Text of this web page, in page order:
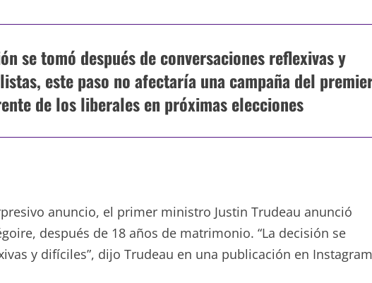
se tomó después de conversaciones reflexivas y
este paso no afectaría una campaña del
de los liberales en próximas elecciones
anuncio, el primer ministro Justin Trudeau anunció
después de 18 años de matrimonio. “La decisión se
y difíciles”, dijo Trudeau en una publicación en